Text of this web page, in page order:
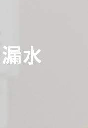
給湯器
水